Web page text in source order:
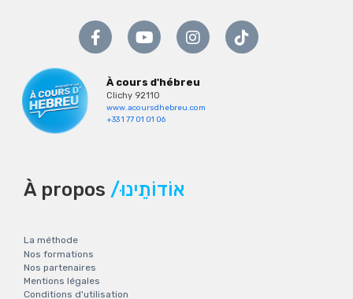
À cours d'hébreu
Clichy 92110
www.acoursdhebreu.com
+33 1 77 01 01 06
À propos /אוֹדוֹתֵינוּ
La méthode
Nos formations
Nos partenaires
Mentions légales
Conditions d'utilisation